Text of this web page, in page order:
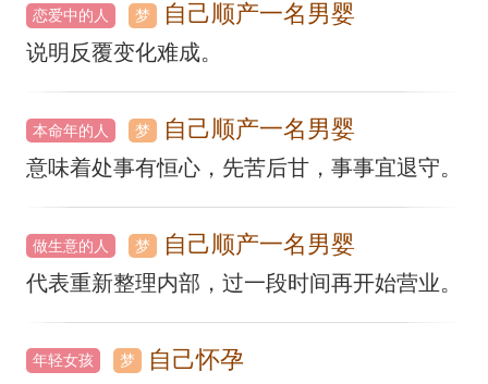
恋爱中的人 梦 自己顺产一名男婴
说明反覆变化难成。
本命年的人 梦 自己顺产一名男婴
意味着处事有恒心，先苦后甘，事事宜退守。
做生意的人 梦 自己顺产一名男婴
代表重新整理内部，过一段时间再开始营业。
年轻女孩 梦 自己怀孕